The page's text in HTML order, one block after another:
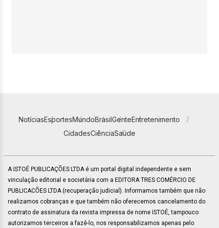
NotíciasEsportesMundoBrasilGenteEntretenimento
CidadesCiênciaSaúde
A ISTOÉ PUBLICAÇÕES LTDA é um portal digital independente e sem
vinculação editorial e societária com a EDITORA TRES COMÉRCIO DE
PUBLICACÕES LTDA (recuperação judicial). Informamos também que não
realizamos cobranças e que também não oferecemos cancelamento do
contrato de assinatura da revista impressa de nome ISTOÉ, tampouco
autorizamos terceiros a fazê-lo, nos responsabilizamos apenas pelo